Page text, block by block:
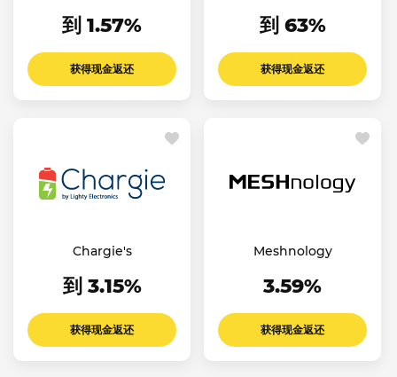
到 1.57%
获得现金返还
到 63%
获得现金返还
Chargie's
到 3.15%
获得现金返还
Meshnology
3.59%
获得现金返还